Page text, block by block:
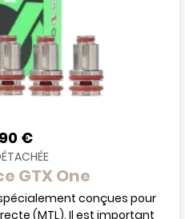
€
GTX One
Il est important